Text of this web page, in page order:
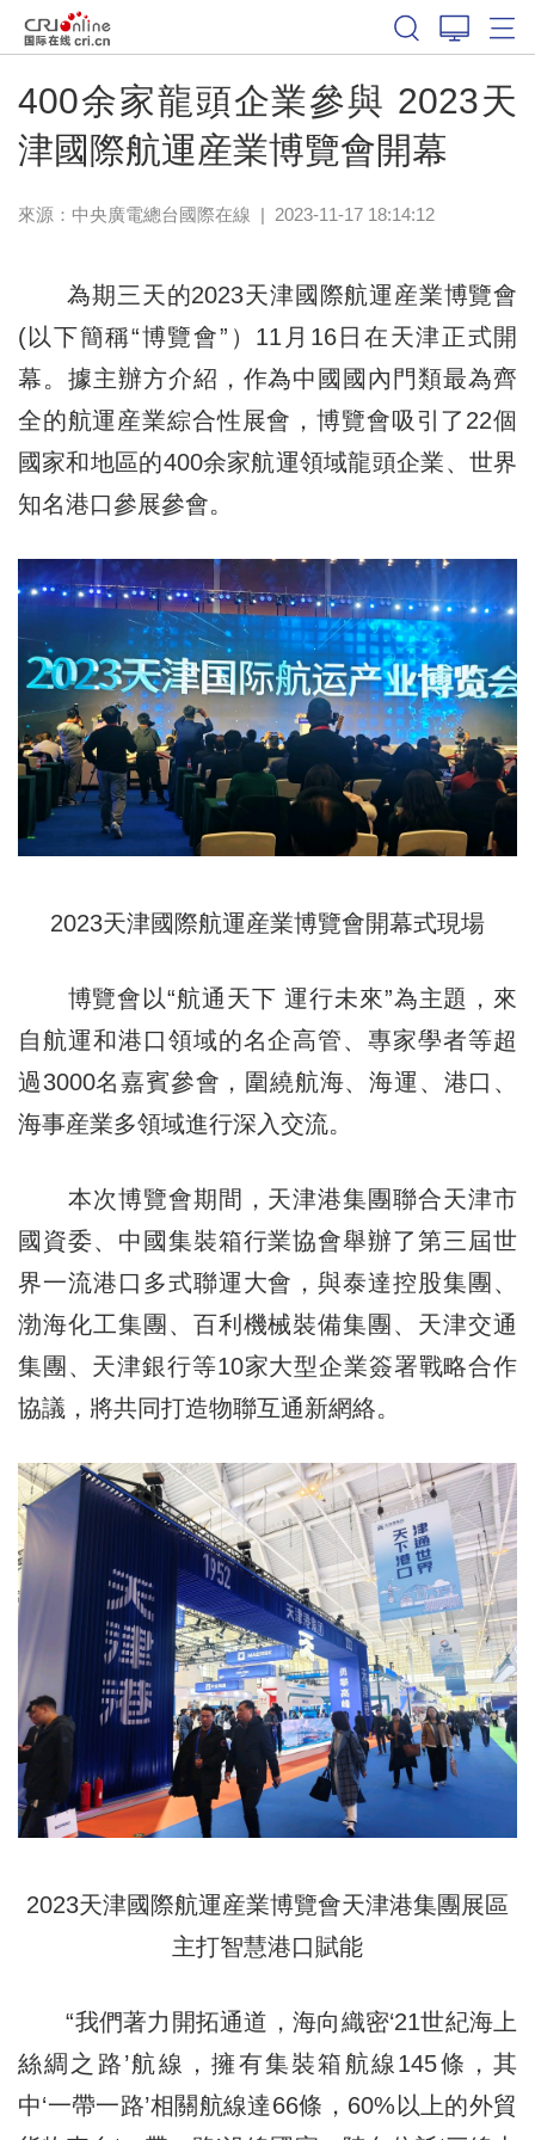
400余家龍頭企業參與 2023天
津國際航運産業博覽會開幕
來源：中央廣電總台國際在線 | 2023-11-17 18:14:12
為期三天的2023天津國際航運産業博覽會
(以下簡稱“博覽會”）11月16日在天津正式開
幕。據主辦方介紹，作為中國國內門類最為齊
全的航運産業綜合性展會，博覽會吸引了22個
國家和地區的400余家航運領域龍頭企業、世界
知名港口參展參會。
2023天津國際航運産業博覽會開幕式現場
博覽會以“航通天下 運行未來”為主題，來
自航運和港口領域的名企高管、專家學者等超
過3000名嘉賓參會，圍繞航海、海運、港口、
海事産業多領域進行深入交流。
本次博覽會期間，天津港集團聯合天津市
國資委、中國集裝箱行業協會舉辦了第三屆世
界一流港口多式聯運大會，與泰達控股集團、
渤海化工集團、百利機械裝備集團、天津交通
集團、天津銀行等10家大型企業簽署戰略合作
協議，將共同打造物聯互通新網絡。
2023天津國際航運産業博覽會天津港集團展區
主打智慧港口賦能
“我們著力開拓通道，海向織密‘21世紀海上
絲綢之路’航線，擁有集裝箱航線145條，其
中‘一帶一路’相關航線達66條，60%以上的外貿